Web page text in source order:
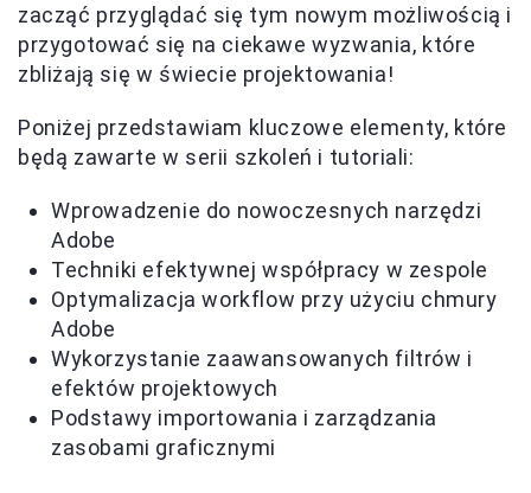
zacząć przyglądać się tym nowym możliwością i
przygotować się na ciekawe wyzwania, które
zbliżają się w świecie projektowania!
Poniżej przedstawiam kluczowe elementy, które
będą zawarte w serii szkoleń i tutoriali:
Wprowadzenie do nowoczesnych narzędzi
Adobe
Techniki efektywnej współpracy w zespole
Optymalizacja workflow przy użyciu chmury
Adobe
Wykorzystanie zaawansowanych filtrów i
efektów projektowych
Podstawy importowania i zarządzania
zasobami graficznymi